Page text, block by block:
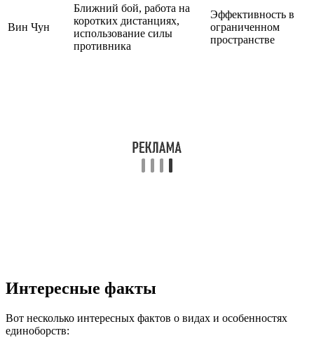
Вин Чун
Ближний бой, работа на
коротких дистанциях,
использование силы
противника
Эффективность в
ограниченном
пространстве
Интересные факты
Вот несколько интересных фактов о видах и особенностях
единоборств: